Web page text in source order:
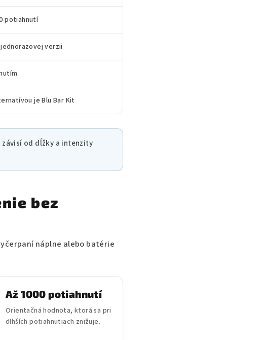
potiahnutí
verzii
je Blu Bar Kit
od dĺžky a intenzity
bez
náplne alebo batérie
Až 1000 potiahnutí
Orientačná hodnota, ktorá sa pri
dlhších potiahnutiach znižuje.